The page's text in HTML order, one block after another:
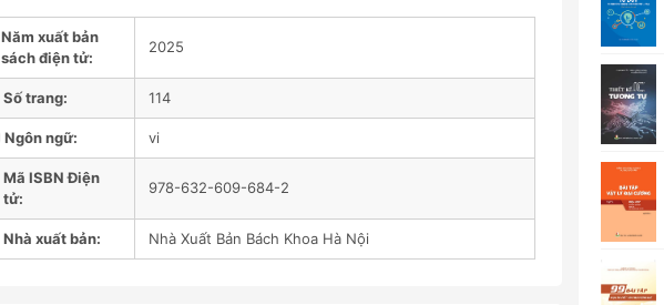
Năm xuất bản
sách điện tử:
2025
Số trang: 114
Ngôn ngữ: vi
Mã ISBN Điện
tử:
978-632-609-684-2
Nhà xuất bản: Nhà Xuất Bản Bách Khoa Hà Nội